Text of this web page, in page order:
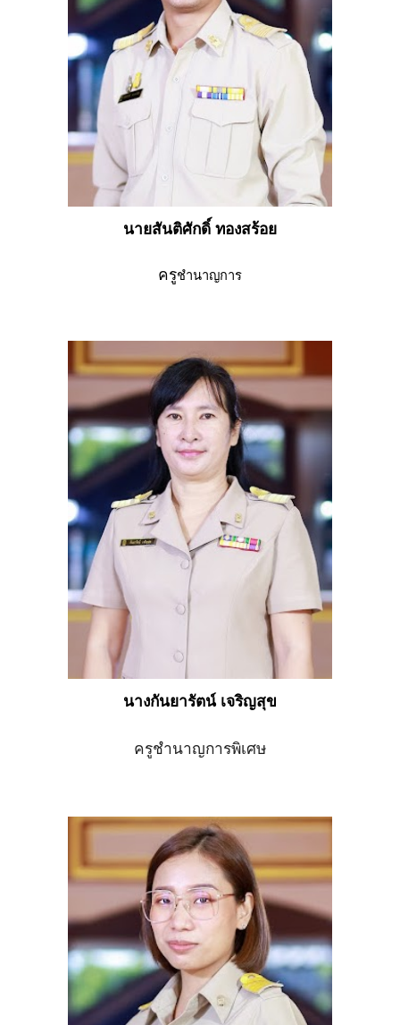
นายสันติศักดิ์ ทองสร้อย
ครูชำนาญการ
นางกันยารัตน์ เจริญสุข
ครูชำนาญการพิเศษ